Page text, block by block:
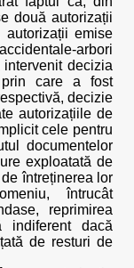
două autorizații
emise
arbori
decizia
prin care a fost
decizie
autorizațiile de
cele pentru
documentelor
exploatată de
întreținerea lor
întrucât
reprimirea
indiferent dacă
de resturi de